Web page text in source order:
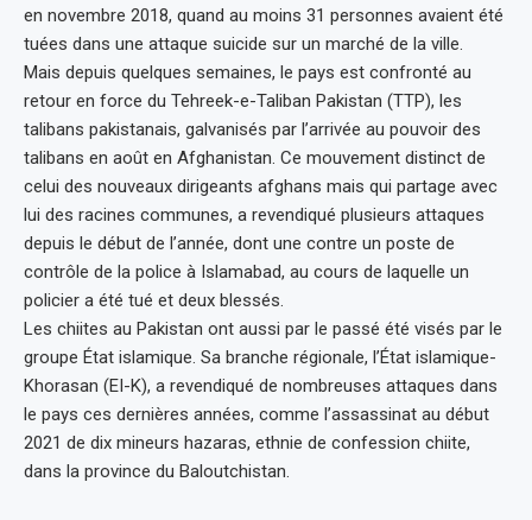
en novembre 2018, quand au moins 31 personnes avaient été
tuées dans une attaque suicide sur un marché de la ville.
Mais depuis quelques semaines, le pays est confronté au
retour en force du Tehreek-e-Taliban Pakistan (TTP), les
talibans pakistanais, galvanisés par l’arrivée au pouvoir des
talibans en août en Afghanistan. Ce mouvement distinct de
celui des nouveaux dirigeants afghans mais qui partage avec
lui des racines communes, a revendiqué plusieurs attaques
depuis le début de l’année, dont une contre un poste de
contrôle de la police à Islamabad, au cours de laquelle un
policier a été tué et deux blessés.
Les chiites au Pakistan ont aussi par le passé été visés par le
groupe État islamique. Sa branche régionale, l’État islamique-
Khorasan (EI-K), a revendiqué de nombreuses attaques dans
le pays ces dernières années, comme l’assassinat au début
2021 de dix mineurs hazaras, ethnie de confession chiite,
dans la province du Baloutchistan.